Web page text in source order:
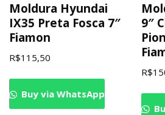
Moldura Hyundai
IX35 Preta Fosca 7″
Fiamon
R$115,50
Buy via WhatsApp
9″
R$